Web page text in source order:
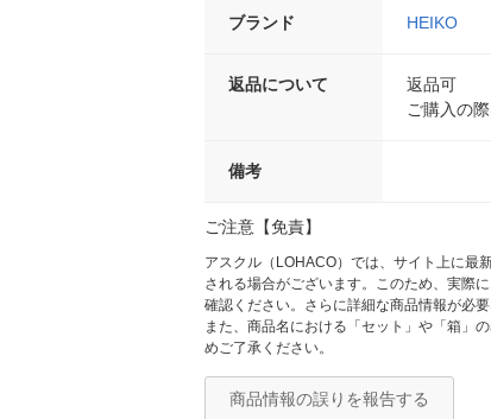
ブランド HEIKO
返品について
返品可
ご購入の
備考
ご注意【免責】
アスクル（LOHACO）では、サイト上に最
される場合がございます。このため、実際
確認ください。さらに詳細な商品情報が必
また、商品名における「セット」や「箱」
めご了承ください。
商品情報の誤りを報告する